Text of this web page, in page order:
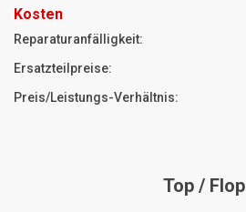
Kosten
Reparaturanfälligkeit:
Ersatzteilpreise:
Preis/Leistungs-Verhältnis:
Top / Flop